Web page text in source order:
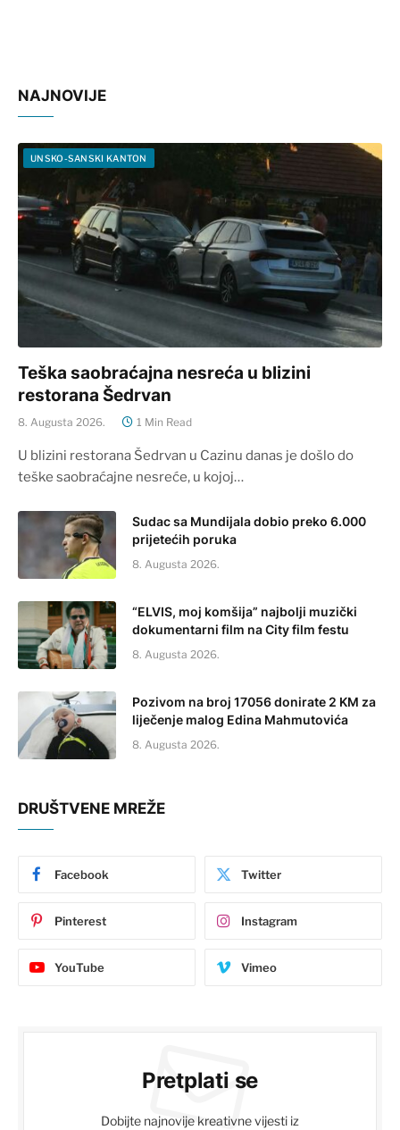
NAJNOVIJE
UNSKO-SANSKI KANTON
Teška saobraćajna nesreća u blizini
restorana Šedrvan
8. Augusta 2026. 1 Min Read
U blizini restorana Šedrvan u Cazinu danas je došlo do
teške saobraćajne nesreće, u kojoj…
Sudac sa Mundijala dobio preko 6.000
prijetećih poruka
8. Augusta 2026.
“ELVIS, moj komšija” najbolji muzički
dokumentarni film na City film festu
8. Augusta 2026.
Pozivom na broj 17056 donirate 2 KM za
liječenje malog Edina Mahmutovića
8. Augusta 2026.
DRUŠTVENE MREŽE
Facebook Twitter
Pinterest Instagram
YouTube Vimeo
Pretplati se
Dobijte najnovije kreativne vijesti iz